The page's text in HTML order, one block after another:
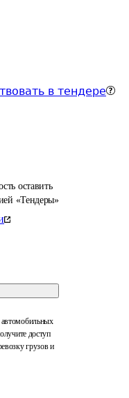
в тендере
оставить
«Тендеры»
доступ
грузов и